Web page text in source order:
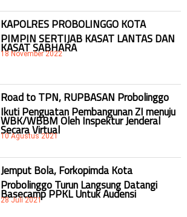
KAPOLRES PROBOLINGGO KOTA
PIMPIN SERTIJAB KASAT LANTAS DAN
KASAT SABHARA
18 November 2022
Road to TPN, RUPBASAN Probolinggo
Ikuti Penguatan Pembangunan ZI menuju
WBK/WBBM Oleh Inspektur Jenderal
Secara Virtual
10 Agustus 2021
Jemput Bola, Forkopimda Kota
Probolinggo Turun Langsung Datangi
Basecamp PPKL Untuk Audensi
28 Juli 2021